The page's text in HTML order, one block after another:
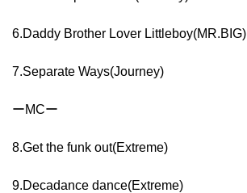
6.Daddy Brother Lover Littleboy(MR.BIG)
7.Separate Ways(Journey)
ーMCー
8.Get the funk out(Extreme)
9.Decadance dance(Extreme)